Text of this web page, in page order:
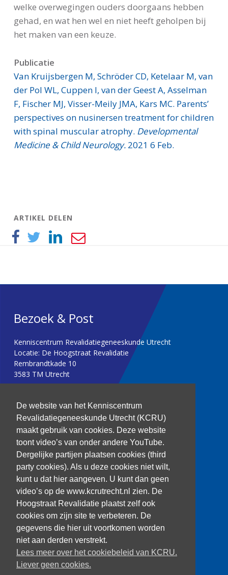
De website van het Kenniscentrum
Revalidatiegeneeskunde Utrecht (KCRU)
maakt gebruik van cookies. Deze website
toont video’s van onder andere YouTube.
Dergelijke partijen plaatsen cookies (third
party cookies). Als u deze cookies niet wilt,
kunt u dat hier aangeven. U kunt dan geen
video’s op de www.kcrutrecht.nl zien. De
Hoogstraat Revalidatie plaatst zelf ook
cookies om zijn site te verbeteren. De
gegevens die hier uit voortkomen worden
niet aan derden verstrekt.
Lees meer over het cookiebeleid van KCRU.
Liever geen cookies.
welke overwegingen ouders doorgaans hebben
gehad, en wat hen wel en niet heeft geholpen bij
het maken van een keuze.
Publicatie
Van Kruijsbergen M, Schröder CD, Ketelaar M, van
der Pol WL, Cuppen I, van der Geest A, Asselman
F, Fischer MJ, Visser-Meily JMA, Kars MC. Parents’
perspectives on nusinersen treatment for children
with spinal muscular atrophy. Developmental
Medicine & Child Neurology.2021 6 Feb.
ARTIKEL DELEN
Bezoek & Post
Kenniscentrum Revalidatiegeneeskunde Utrecht
Locatie: De Hoogstraat Revalidatie
Rembrandtkade 10
3583 TM Utrecht
kenniscentrum@dehoogstraat.nl
Over het KCRU
Samenwerkingen
Onze onderzoekers
Procedure onderzoeker
Volg ons